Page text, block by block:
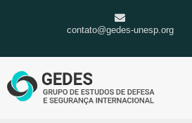
contato@gedes-unesp.org